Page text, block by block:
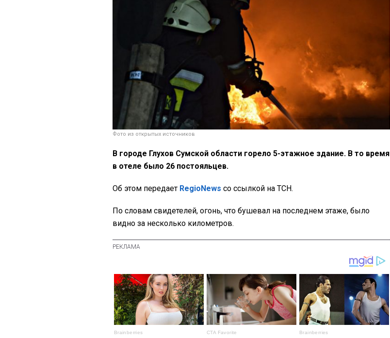
Фото из открытых источников
В городе Глухов Сумской области горело 5-этажное здание. В то время
в отеле было 26 постояльцев.
Об этом передает RegioNews со ссылкой на ТСН.
По словам свидетелей, огонь, что бушевал на последнем этаже, было
видно за несколько километров.